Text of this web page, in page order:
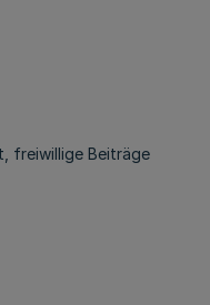
freiwillige Beiträge